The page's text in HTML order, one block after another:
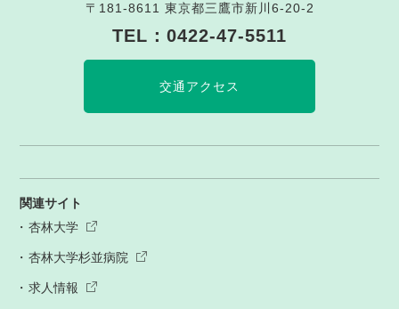
〒181-8611 東京都三鷹市新川6-20-2
TEL： 0422-47-5511
交通アクセス
関連サイト
杏林大学
杏林大学杉並病院
求人情報